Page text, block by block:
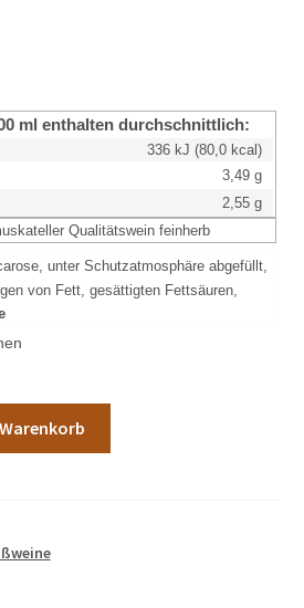
ml enthalten durchschnittlich:
336 kJ (80,0 kcal)
3,49 g
2,55 g
Qualitätswein feinherb
unter Schutzatmosphäre abgefüllt,
von Fett, gesättigten Fettsäuren,